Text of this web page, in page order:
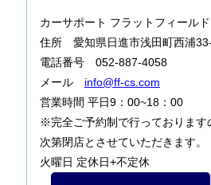
カーサポート フラットフィールド
住所 愛知県日進市浅田町西浦
電話番号 052-887-4058
メール info@ff-cs.com
営業時間 平日9：00~18：00
※完全ご予約制で行っております
次第閉店とさせていただきます。
火曜日 定休日+不定休